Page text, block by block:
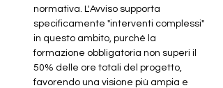
normativa. L'Avviso supporta
specificamente "interventi complessi"
in questo ambito, purché la
formazione obbligatoria non superi il
50% delle ore totali del progetto,
favorendo una visione più ampia e